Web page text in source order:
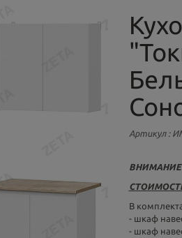
Артикул:
В
- шкаф
- шкаф